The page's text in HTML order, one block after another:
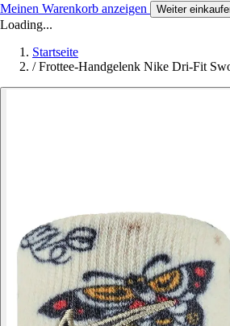
Meinen Warenkorb anzeigen Weiter
Loading...
Startseite
/ Frottee-Handgelenk Nike Dri-Fit